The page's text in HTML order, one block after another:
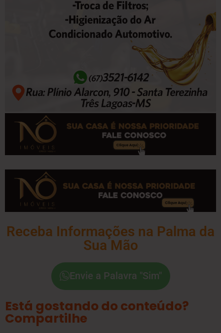
Receba Informações na Palma da
Sua Mão
Envie a Palavra "Sim"
Está gostando do conteúdo?
Compartilhe